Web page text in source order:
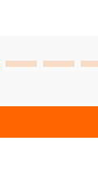
la marca. Los